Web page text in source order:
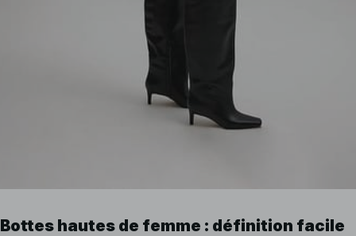
Bottes hautes de femme : définition facile